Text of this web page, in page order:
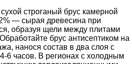
строганый брус камерной
— сырая древесина при
образуя щели между плитами
брус антисептиком на
нанося состав в два слоя с
6 часов. В регионах с холодным